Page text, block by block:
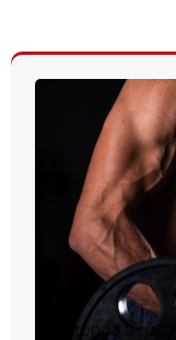
Aprenda a